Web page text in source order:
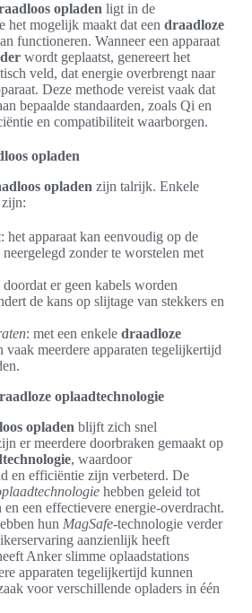
opladen ligt in de
het mogelijk maakt dat een draadloze
functioneren. Wanneer een apparaat
wordt geplaatst, genereert het
veld, dat energie overbrengt naar
Deze methode vereist vaak dat
bepaalde standaarden, zoals Qi en
en compatibiliteit waarborgen.
opladen
opladen zijn talrijk. Enkele
: het apparaat kan eenvoudig op de
zonder te worstelen met
doordat er geen kabels worden
de kans op slijtage van stekkers en
: met een enkele draadloze
vaak meerdere apparaten tegelijkertijd
oplaadtechnologie
opladen blijft zich snel
er meerdere doorbraken gemaakt op
, waardoor
en efficiëntie zijn verbeterd. De
hebben geleid tot
en een effectievere energie-overdracht.
hun MagSafe-technologie verder
aanzienlijk heeft
Anker slimme oplaadstations
apparaten tegelijkertijd kunnen
voor verschillende opladers in één